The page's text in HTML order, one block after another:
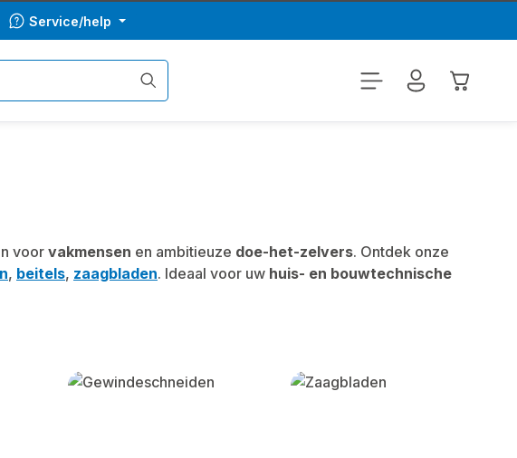
Service/help
voorvakmensen en ambitieuze doe-het-zelvers. Ontdek onze
, beitels, zaagbladen. Ideaal voor uw huis- en bouwtechnische